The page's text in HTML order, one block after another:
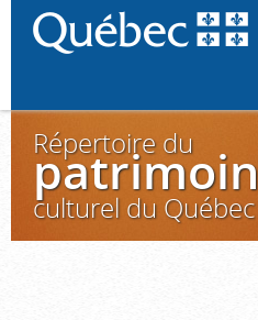
Répertoire du
culturel du Québec